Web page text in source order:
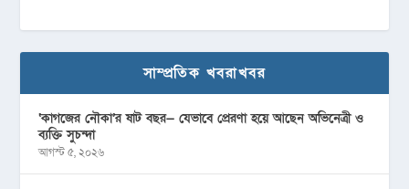
সাম্প্রতিক খবরাখবর
‘কাগজের নৌকা’র ষাট বছর— যেভাবে প্রেরণা হয়ে আছেন অভিনেত্রী ও
ব্যক্তি সুচন্দা
আগস্ট ৫, ২০২৬